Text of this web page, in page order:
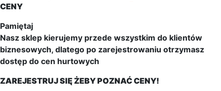
CENY
Pamiętaj
Nasz sklep kierujemy przede wszystkim do klientów
biznesowych, dlatego po zarejestrowaniu otrzymasz
dostęp do cen hurtowych
ZAREJESTRUJ SIĘ ŻEBY POZNAĆ CENY!